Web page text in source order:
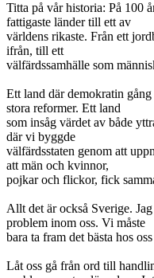
Titta på vår historia: På 100
fattigaste länder till ett av
världens rikaste. Från ett
ifrån, till ett
välfärdssamhälle som
Ett land där demokratin
stora reformer. Ett land
som insåg värdet av både
där vi byggde
välfärdsstaten genom att
att män och kvinnor,
pojkar och flickor, fick
Allt det är också Sverige.
problem inom oss. Vi måste
bara ta fram det bästa hos
Låt oss gå från ord till